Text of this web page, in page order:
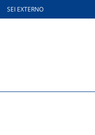
SEI EXTERNO